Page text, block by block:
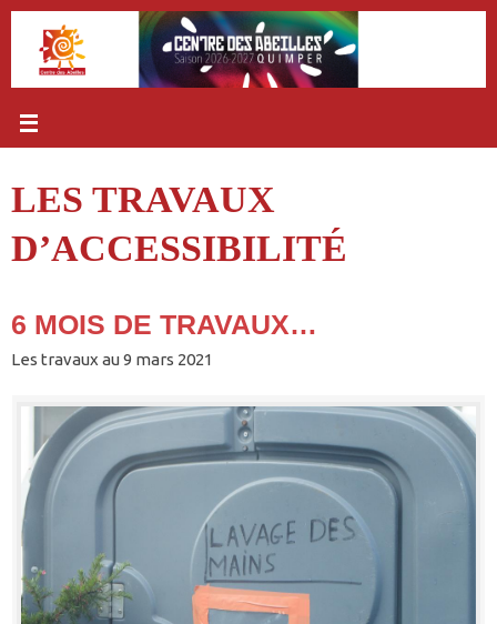
Passer
contenu
LES TRAVAUX
D’ACCESSIBILITÉ
6 MOIS DE TRAVAUX…
Les travaux au 9 mars 2021